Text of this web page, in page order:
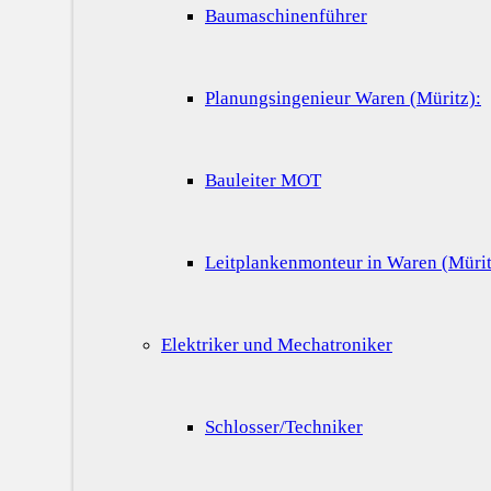
Baumaschinenführer
Planungsingenieur Waren (Müritz):
Bauleiter MOT
Leitplankenmonteur in Waren
Elektriker und Mechatroniker
Schlosser/Techniker